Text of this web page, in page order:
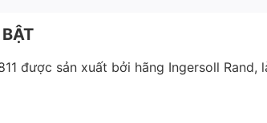
được sản xuất bởi hãng Ingersoll